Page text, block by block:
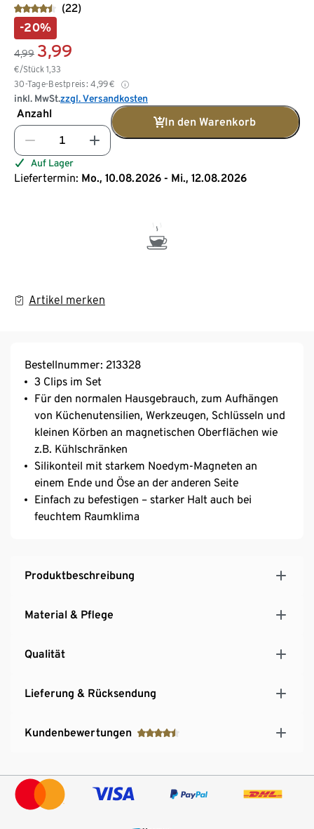
(22)
-20%
4,99 3,99
€/Stück 1,33
30-Tage-Bestpreis: 4,99€
inkl. MwSt.zzgl. Versandkosten
Anzahl
In den Warenkorb
Auf Lager
Liefertermin: Mo., 10.08.2026 - Mi., 12.08.2026
Artikel merken
Bestellnummer: 213328
3 Clips im Set
Für den normalen Hausgebrauch, zum Aufhängen
von Küchenutensilien, Werkzeugen, Schlüsseln und
kleinen Körben an magnetischen Oberflächen wie
z.B. Kühlschränken
Silikonteil mit starkem Noedym-Magneten an
einem Ende und Öse an der anderen Seite
Einfach zu befestigen – starker Halt auch bei
feuchtem Raumklima
Produktbeschreibung
Material & Pflege
Qualität
Lieferung & Rücksendung
Kundenbewertungen